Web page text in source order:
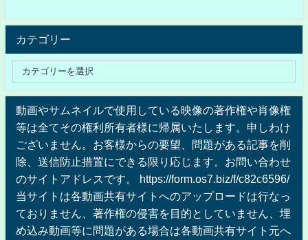
カテゴリー
動画やサムネイルで使用している映像の著作権や肖像権
等は全てその権利所有者様に帰属いたします。申しわけ
ございません。お客様からの要望、問題がある記事を削
除、送信防止措置にできる限り応じます。お問い合わせ
のサイトアドレスです。 https://form.os7.biz/f/c82c6596/
当サイトは各動画共有サイトへのアップロードは行なっ
ておりません、著作権の侵害を目的としていません、埋
め込み動画等に問題がある場合は各動画共有サイト元へ